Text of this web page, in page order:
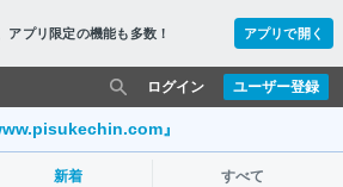
アプリ限定の機能も多数！ アプリで開く
ユーザー登録
ログイン
』
新着 すべて